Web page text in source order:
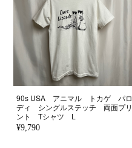
90s USA アニマル トカゲ パロ
ディ シングルステッチ 両面プリ
ント Tシャツ L
¥9,790